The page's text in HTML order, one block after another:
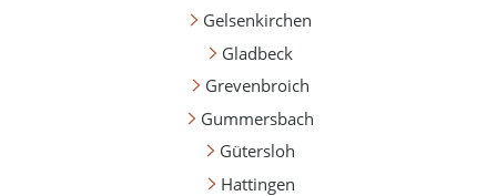
Gelsenkirchen
Gladbeck
Grevenbroich
Gummersbach
Gütersloh
Hattingen